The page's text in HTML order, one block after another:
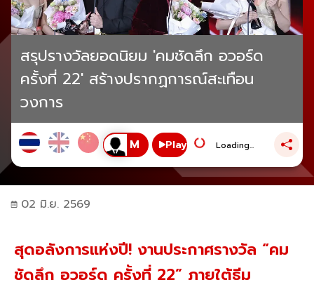
สรุปรางวัลยอดนิยม 'คมชัดลึก อวอร์ด
ครั้งที่ 22' สร้างปรากฏการณ์สะเทือน
วงการ
Play Loading...
02 มิ.ย. 2569
สุดอลังการแห่งปี! งานประกาศรางวัล “คม
ชัดลึก อวอร์ด ครั้งที่ 22” ภายใต้ธีม